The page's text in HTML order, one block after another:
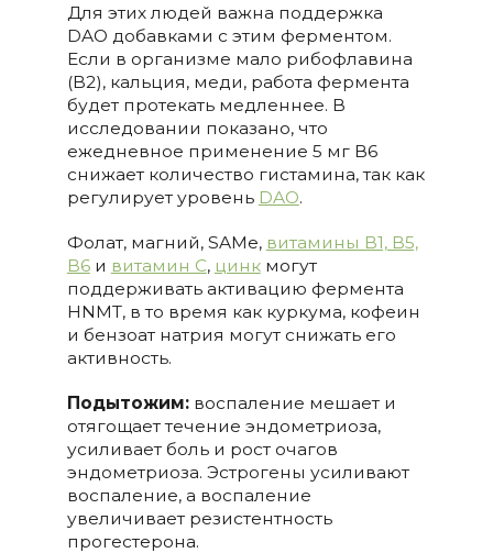
Для этих людей важна поддержка
DAO добавками с этим ферментом.
Если в организме мало рибофлавина
(B2), кальция, меди, работа фермента
будет протекать медленнее. В
исследовании показано, что
ежедневное применение 5 мг В6
снижает количество гистамина, так как
регулирует уровень DAO.
Фолат, магний, SAMe, витамины B1, B5,
B6и витамин C, цинкмогут
поддерживать активацию фермента
HNMT, в то время как куркума, кофеин
и бензоат натрия могут снижать его
активность.
Подытожим:воспаление мешает и
отягощает течение эндометриоза,
усиливает боль и рост очагов
эндометриоза. Эстрогены усиливают
воспаление, а воспаление
увеличивает резистентность
прогестерона.